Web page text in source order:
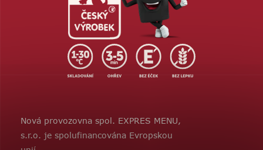
Nová provozovna spol. EXPRES MENU,
s.r.o. je spolufinancována Evropskou